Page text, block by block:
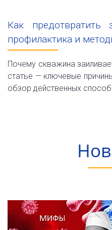
Как предотвратить
профилактика и
Почему скважина
статье — ключевые
обзор действенных